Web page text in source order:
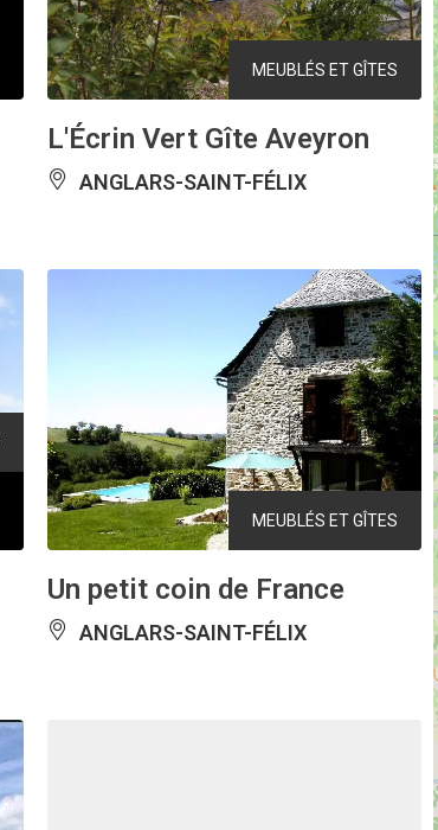
MEUBLÉS ET GÎTES
L'Écrin Vert Gîte Aveyron
ANGLARS-SAINT-FÉLIX
MEUBLÉS ET GÎTES
Un petit coin de France
ANGLARS-SAINT-FÉLIX